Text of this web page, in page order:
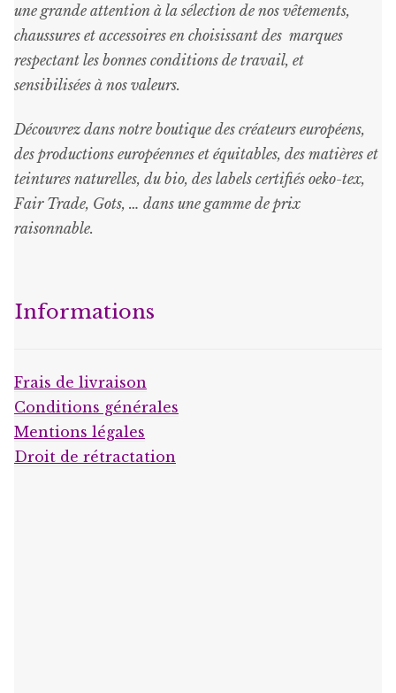
une grande attention à la sélection de nos vêtements,
chaussures et accessoires en choisissant des marques
respectant les bonnes conditions de travail, et
sensibilisées à nos valeurs.
Découvrez dans notre boutique des créateurs européens,
des productions européennes et équitables, des matières et
teintures naturelles, du bio, des labels certifiés oeko-tex,
Fair Trade, Gots, … dans une gamme de prix
raisonnable.
Informations
Frais de livraison
Conditions générales
Mentions légales
Droit de rétractation